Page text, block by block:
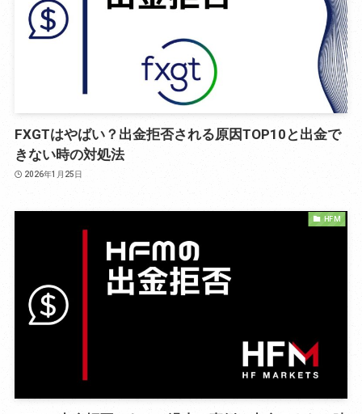
FXGTはやばい？出金拒否される原因TOP10と出金で
きない時の対処法
2026年1月25日
HFM